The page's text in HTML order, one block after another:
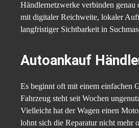
Händlernetzwerke verbinden genau
mit digitaler Reichweite, lokaler
langfristiger Sichtbarkeit in
Autoankauf
Es beginnt oft mit einem einfachen
Fahrzeug steht seit Wochen
Vielleicht hat der Wagen einen
lohnt sich die Reparatur nicht mehr